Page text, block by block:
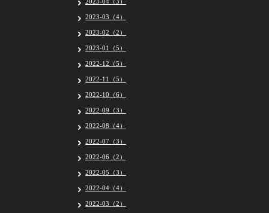
2023-03（4）
2023-02（2）
2023-01（5）
2022-12（5）
2022-11（5）
2022-10（6）
2022-09（3）
2022-08（4）
2022-07（3）
2022-06（2）
2022-05（3）
2022-04（4）
2022-03（2）